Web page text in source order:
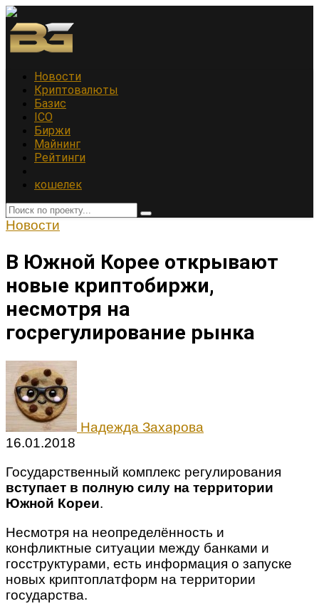
Новости
Криптовалюты
Базис
ICO
Биржи
Майнинг
Рейтинги
кошелек
Новости
В Южной Корее открывают
новые криптобиржи,
несмотря на
госрегулирование рынка
Надежда Захарова
16.01.2018
Государственный комплекс регулирования
вступает в полную силу на территории
Южной Кореи.
Несмотря на неопределённость и
конфликтные ситуации между банками и
госструктурами, есть информация о запуске
новых криптоплатформ на территории
государства.